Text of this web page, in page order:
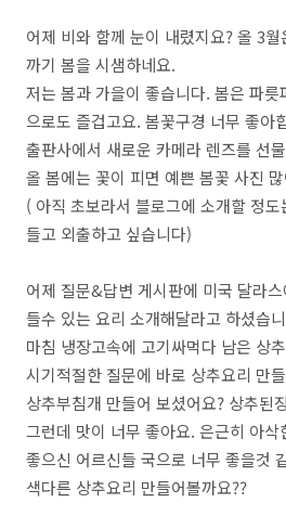
어제 비와 함께 눈이 내렸지요? 올 3
까기 봄을 시샘하네요.
저는 봄과 가을이 좋습니다. 봄은 파
으로도 즐겁고요. 봄꽃구경 너무 좋아
출판사에서 새로운 카메라 렌즈를 선
올 봄에는 꽃이 피면 예쁜 봄꽃 사진
( 아직 초보라서 블로그에 소개할 정
들고 외출하고 싶습니다)
어제 질문&답변 게시판에 미국 달라
들수 있는 요리 소개해달라고 하셨습
마침 냉장고속에 고기싸먹다 남은 상
시기적절한 질문에 바로 상추요리 만
상추부침개 만들어 보셨어요? 상추된
그런데 맛이 너무 좋아요. 은근히 아
좋으신 어르신들 국으로 너무 좋을것
색다른 상추요리 만들어볼까요??